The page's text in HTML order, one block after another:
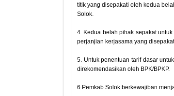
titik yang disepakati oleh kedua
Solok.
4. Kedua belah pihak sepakat
perjanjian kerjasama yang
5. Untuk penentuan tarif dasar
direkomendasikan oleh BPK/BPKP.
6.Pemkab Solok berkewajiban